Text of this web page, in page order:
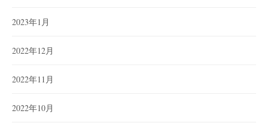
2023年1月
2022年12月
2022年11月
2022年10月